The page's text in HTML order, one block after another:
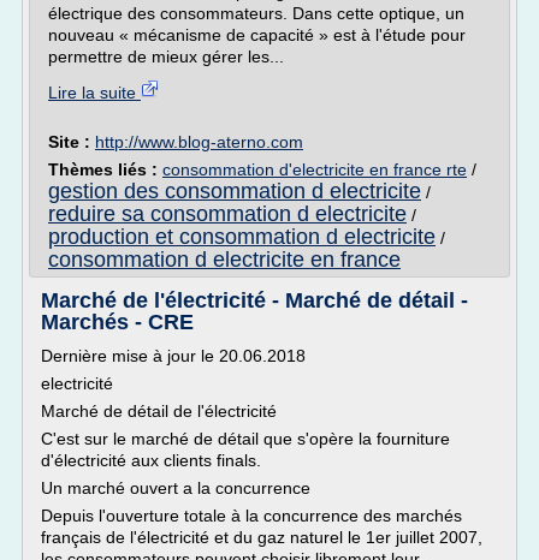
électrique des consommateurs. Dans cette optique, un
nouveau « mécanisme de capacité » est à l'étude pour
permettre de mieux gérer les...
Lire la suite
Site : http://www.blog-aterno.com
Thèmes liés : consommation d'electricite en france rte /
gestion des consommation d electricite /
reduire sa consommation d electricite /
production et consommation d electricite /
consommation d electricite en france
Marché de l'électricité - Marché de détail -
Marchés - CRE
Dernière mise à jour le 20.06.2018
electricité
Marché de détail de l'électricité
C'est sur le marché de détail que s'opère la fourniture
d'électricité aux clients finals.
Un marché ouvert a la concurrence
Depuis l'ouverture totale à la concurrence des marchés
français de l'électricité et du gaz naturel le 1er juillet 2007,